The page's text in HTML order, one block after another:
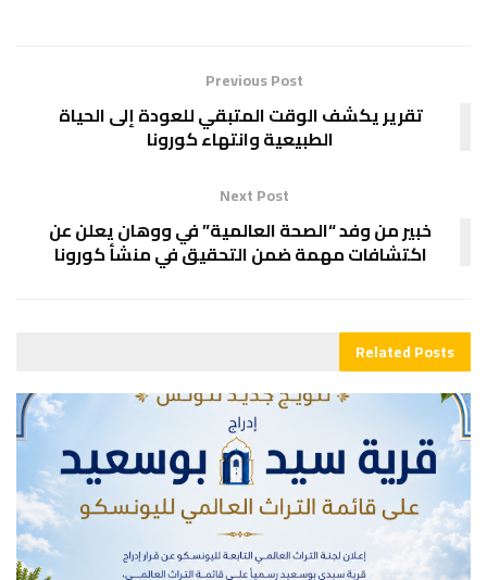
Previous Post
تقرير يكشف الوقت المتبقي للعودة إلى الحياة
الطبيعية وانتهاء كورونا
Next Post
خبير من وفد “الصحة العالمية” في ووهان يعلن عن
اكتشافات مهمة ضمن التحقيق في منشأ كورونا
RelatedPosts